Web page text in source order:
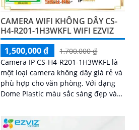
CAMERA WIFI KHÔNG DÂY CS-
H4-R201-1H3WKFL WIFI EZVIZ
1,500,000 ₫
1,700,000 ₫
Camera IP CS-H4-R201-1H3WKFL là
một loại camera không dây giá rẻ và
phù hợp cho văn phòng. Với dạng
Dome Plastic màu sắc sáng đẹp và